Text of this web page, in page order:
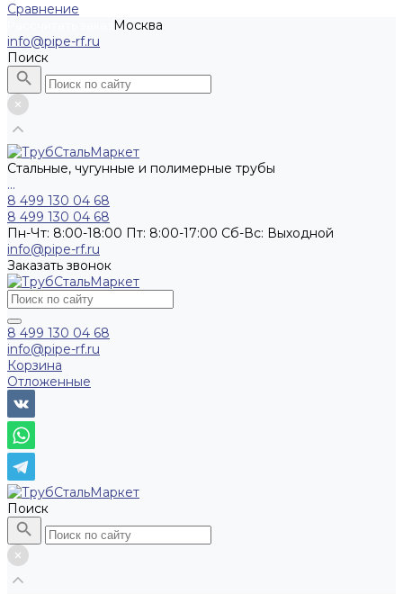
Сравнение
Москва
info@pipe-rf.ru
Поиск
Стальные, чугунные и полимерные трубы
...
8 499 130 04 68
8 499 130 04 68
Пн-Чт: 8:00-18:00 Пт: 8:00-17:00 Сб-Вс: Выходной
info@pipe-rf.ru
Заказать звонок
8 499 130 04 68
info@pipe-rf.ru
Корзина
Отложенные
Поиск